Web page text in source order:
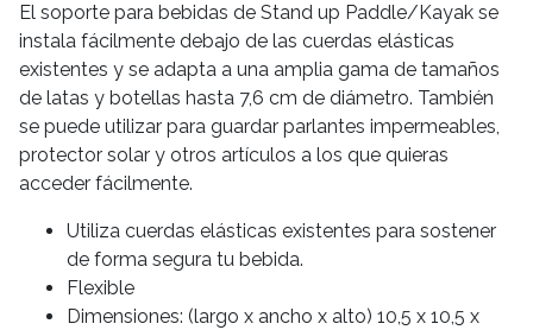
El soporte para bebidas de Stand up Paddle/Kayak se
instala fácilmente debajo de las cuerdas elásticas
existentes y se adapta a una amplia gama de tamaños
de latas y botellas hasta 7,6 cm de diámetro. También
se puede utilizar para guardar parlantes impermeables,
protector solar y otros artículos a los que quieras
acceder fácilmente.
Utiliza cuerdas elásticas existentes para sostener
de forma segura tu bebida.
Flexible
Dimensiones: (largo x ancho x alto) 10,5 x 10,5 x